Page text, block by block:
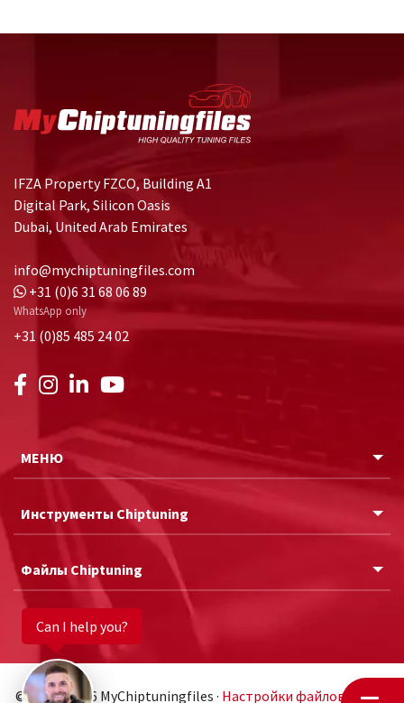
IFZA Property FZCO, Building A1
Digital Park, Silicon Oasis
Dubai, United Arab Emirates
info@mychiptuningfiles.com
+31 (0)6 31 68 06 89
WhatsApp only
+31 (0)85 485 24 02
МЕНЮ
Инструменты Chiptuning
Файлы Chiptuning
© 2011 - 2026 MyChiptuningfiles · Настройки файлов cookie
Can I help you?